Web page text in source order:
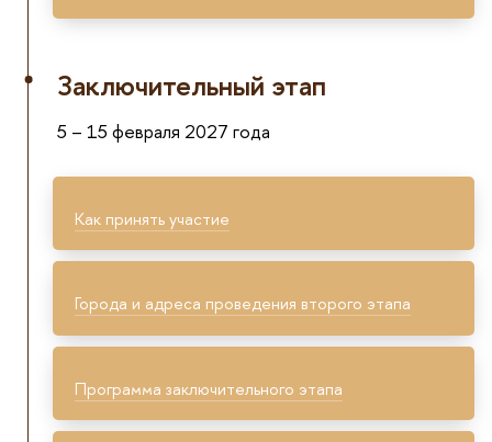
Заключительный этап
5 – 15 февраля 2027 года
Как принять участие
Города и адреса проведения второго этапа
Программа заключительного этапа